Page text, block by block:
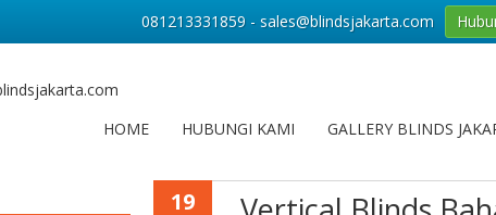
HOME
HUBUNGI KAMI GALLERY BLINDS
19
081213331859 - sales@blindsjakarta.com